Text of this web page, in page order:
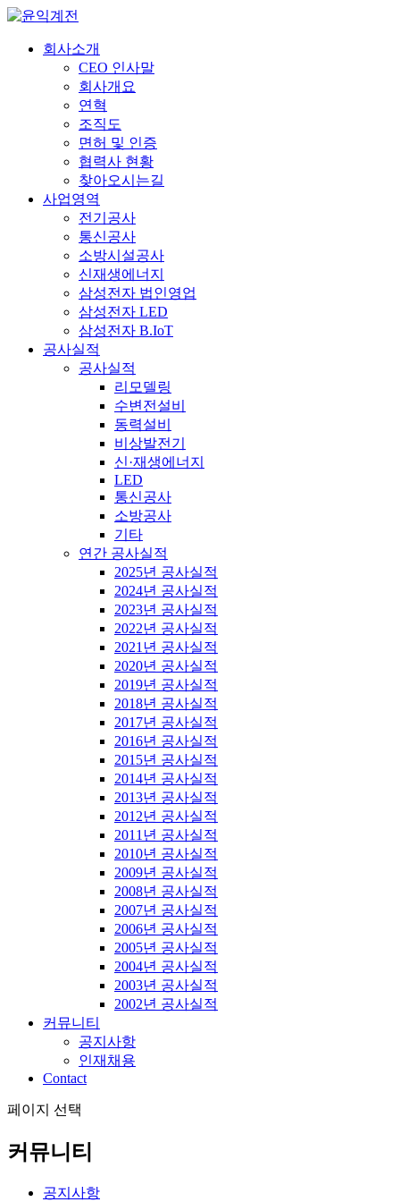
회사소개
CEO 인사말
회사개요
연혁
조직도
면허 및 인증
협력사 현황
찾아오시는길
사업영역
전기공사
통신공사
소방시설공사
신재생에너지
삼성전자 법인영업
삼성전자 LED
삼성전자 B.IoT
공사실적
공사실적
리모델링
수변전설비
동력설비
비상발전기
신·재생에너지
LED
통신공사
소방공사
기타
연간 공사실적
2025년 공사실적
2024년 공사실적
2023년 공사실적
2022년 공사실적
2021년 공사실적
2020년 공사실적
2019년 공사실적
2018년 공사실적
2017년 공사실적
2016년 공사실적
2015년 공사실적
2014년 공사실적
2013년 공사실적
2012년 공사실적
2011년 공사실적
2010년 공사실적
2009년 공사실적
2008년 공사실적
2007년 공사실적
2006년 공사실적
2005년 공사실적
2004년 공사실적
2003년 공사실적
2002년 공사실적
커뮤니티
공지사항
인재채용
Contact
페이지 선택
커뮤니티
공지사항